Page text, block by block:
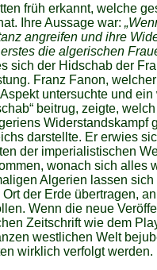
früh erkannt, welche
Ihre Aussage war:
angreifen und ihre
die algerischen
sich der Hidschab der
Franz Fanon,
untersuchte und
beitrug, zeigte,
Widerstandskampf
darstellte. Er erwies
der imperialistischen
wonach sich alles
Algerien lassen
der Erde übertragen,
Wenn die neue
Zeitschrift wie dem
westlichen Welt
wirklich verfolgt werden.